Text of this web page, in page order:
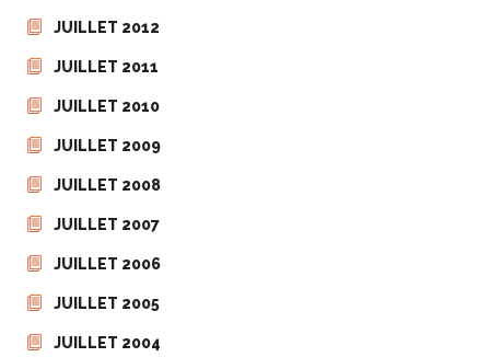
JUILLET 2012
JUILLET 2011
JUILLET 2010
JUILLET 2009
JUILLET 2008
JUILLET 2007
JUILLET 2006
JUILLET 2005
JUILLET 2004